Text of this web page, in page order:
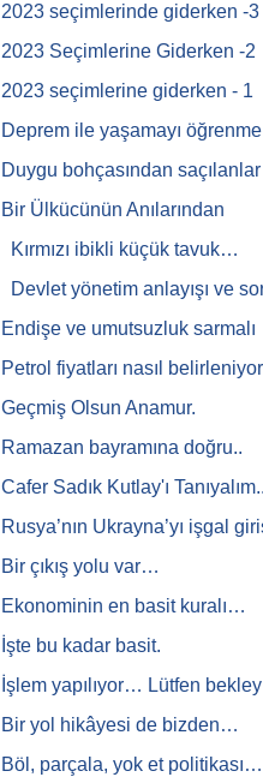
2023 seçimlerinde giderken -3
2023 Seçimlerine Giderken -2
2023 seçimlerine giderken - 1
Deprem ile yaşamayı
Duygu bohçasından
Bir Ülkücünün Anılarından
Kırmızı ibikli küçük tavuk…
Devlet yönetim anlayışı ve
Endişe ve umutsuzluk sarmalı
Petrol fiyatları nasıl
Geçmiş Olsun Anamur.
Ramazan bayramına doğru..
Cafer Sadık Kutlay'ı
Rusya’nın Ukrayna’yı işgal
Bir çıkış yolu var…
Ekonominin en basit kuralı…
İşte bu kadar basit.
İşlem yapılıyor… Lütfen
Bir yol hikâyesi de bizden…
Böl, parçala, yok et politikası…